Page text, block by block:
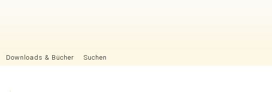
Downloads & Bücher Suchen